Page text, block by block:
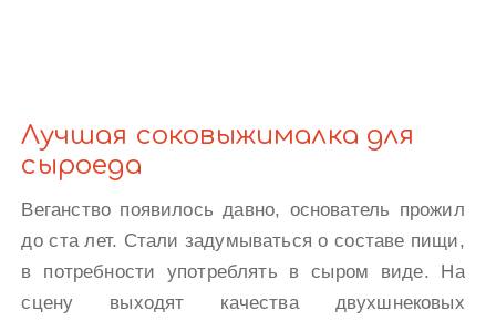
Лучшая соковыжималка для
сыроеда
Веганство появилось давно, основатель прожил
до ста лет. Стали задумываться о составе пищи,
в потребности употреблять в сыром виде. На
сцену выходят качества двухшнековых